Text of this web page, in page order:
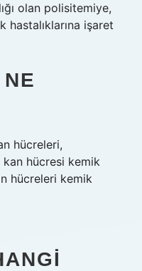
olan polisitemiye,
hastalıklarına işaret
hücreleri,
hücresi kemik
hücreleri kemik